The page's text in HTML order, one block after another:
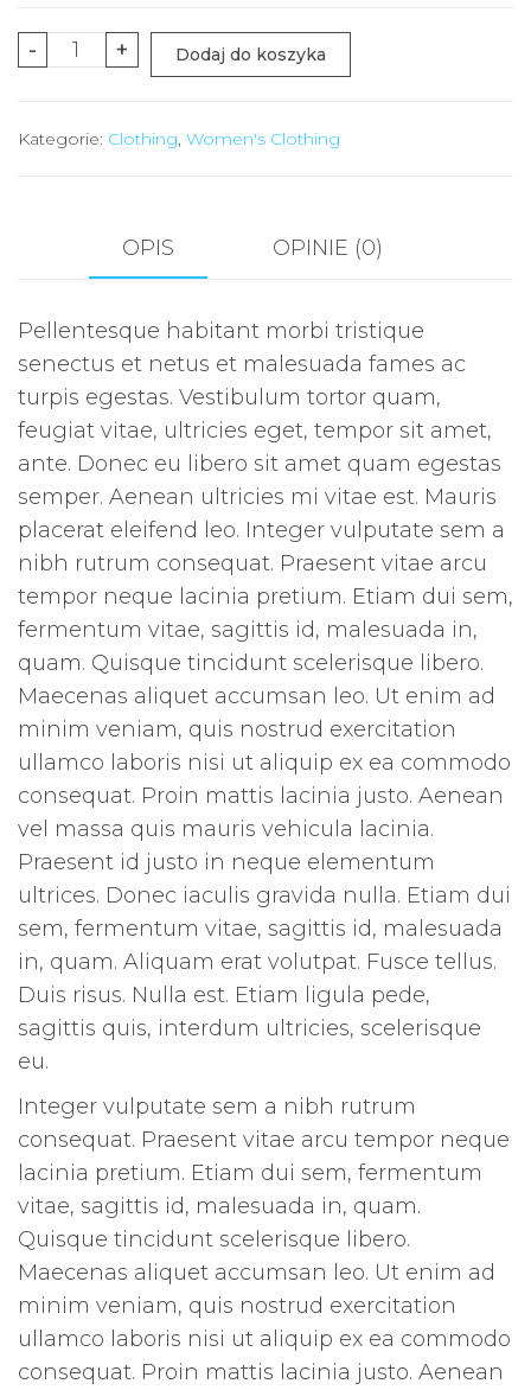
-
ilość
+ Dodaj do koszyka
Kategorie: Clothing Women's Clothing
OPIS OPINIE (0)
Pellentesque habitant morbi tristique
senectus et netus et malesuada fames ac
turpis egestas. Vestibulum tortor quam,
feugiat vitae, ultricies eget, tempor sit amet,
ante. Donec eu libero sit amet quam egestas
semper. Aenean ultricies mi vitae est. Mauris
placerat eleifend leo. Integer vulputate sem a
nibh rutrum consequat. Praesent vitae arcu
tempor neque lacinia pretium. Etiam dui sem,
fermentum vitae, sagittis id, malesuada in,
quam. Quisque tincidunt scelerisque libero.
Maecenas aliquet accumsan leo. Ut enim ad
minim veniam, quis nostrud exercitation
ullamco laboris nisi ut aliquip ex ea commodo
consequat. Proin mattis lacinia justo. Aenean
vel massa quis mauris vehicula lacinia.
Praesent id justo in neque elementum
ultrices. Donec iaculis gravida nulla. Etiam dui
sem, fermentum vitae, sagittis id, malesuada
in, quam. Aliquam erat volutpat. Fusce tellus.
Duis risus. Nulla est. Etiam ligula pede,
sagittis quis, interdum ultricies, scelerisque
eu.
Integer vulputate sem a nibh rutrum
consequat. Praesent vitae arcu tempor neque
lacinia pretium. Etiam dui sem, fermentum
vitae, sagittis id, malesuada in, quam.
Quisque tincidunt scelerisque libero.
Maecenas aliquet accumsan leo. Ut enim ad
minim veniam, quis nostrud exercitation
ullamco laboris nisi ut aliquip ex ea commodo
consequat. Proin mattis lacinia justo. Aenean